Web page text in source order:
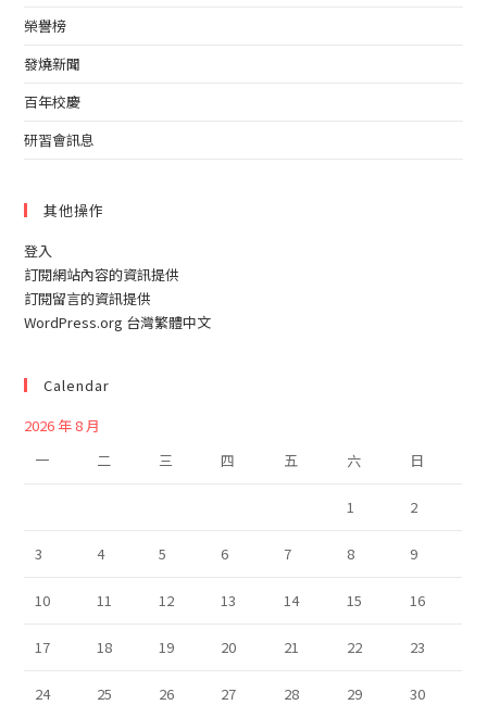
榮譽榜
發燒新聞
百年校慶
研習會訊息
其他操作
登入
訂閱網站內容的資訊提供
訂閱留言的資訊提供
WordPress.org 台灣繁體中文
Calendar
2026 年 8 月
一
二 三 四 五 六 日
1 2
3 4 5 6 7 8 9
10 11 12 13 14 15 16
17 18 19 20 21 22 23
24 25 26 27 28 29 30